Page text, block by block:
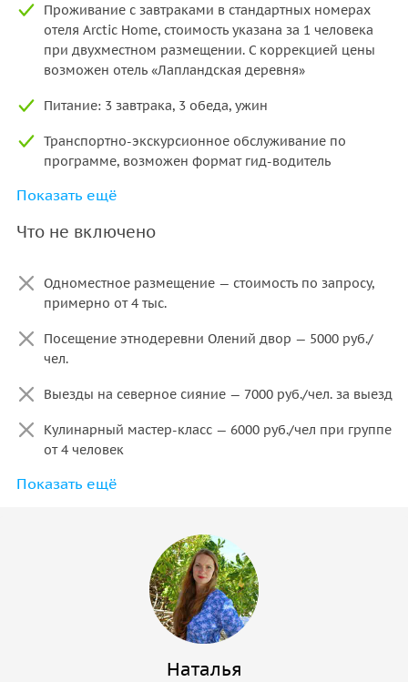
Проживание с завтраками в стандартных номерах
отеля Arctic Home, стоимость указана за 1 человека
при двухместном размещении. С коррекцией цены
возможен отель «Лапландская деревня»
Питание: 3 завтрака, 3 обеда, ужин
Транспортно-экскурсионное обслуживание по
программе, возможен формат гид-водитель
Входные билеты на ледокол «Ленин»
Показать ещё
Что не включено
Одноместное размещение — стоимость по запросу,
примерно от 4 тыс.
Посещение этнодеревни Олений двор — 5000 руб./
чел.
Выезды на северное сияние — 7000 руб./чел. за выезд
Кулинарный мастер-класс — 6000 руб./чел при группе
от 4 человек
Посещение бани, другие активности, которые
Посещение национального парка Териберка — 440
руб./чел (гид оказывает техническую помощь при
Морская прогулка по Баренцеву морю — 5500-6000
Айсфлоатинг — 5000 руб./чел.
Показать ещё
Наталья